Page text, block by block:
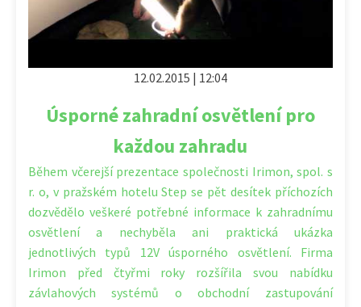
12.02.2015 | 12:04
Úsporné zahradní osvětlení pro
každou zahradu
Během včerejší prezentace společnosti Irimon, spol. s
r. o, v pražském hotelu Step se pět desítek příchozích
dozvědělo veškeré potřebné informace k zahradnímu
osvětlení a nechyběla ani praktická ukázka
jednotlivých typů 12V úsporného osvětlení. Firma
Irimon před čtyřmi roky rozšířila svou nabídku
závlahových systémů o obchodní zastupování